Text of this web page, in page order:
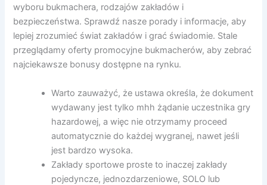
wyboru bukmachera, rodzajów zakładów i
bezpieczeństwa. Sprawdź nasze porady i informacje, aby
lepiej zrozumieć świat zakładów i grać świadomie. Stale
przeglądamy oferty promocyjne bukmacherów, aby zebrać
najciekawsze bonusy dostępne na rynku.
Warto zauważyć, że ustawa określa, że dokument
wydawany jest tylko mhh żądanie uczestnika gry
hazardowej, a więc nie otrzymamy proceed
automatycznie do każdej wygranej, nawet jeśli
jest bardzo wysoka.
Zakłady sportowe proste to inaczej zakłady
pojedyncze, jednozdarzeniowe, SOLO lub